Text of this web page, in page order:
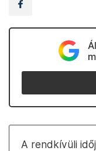
A rendkívüli